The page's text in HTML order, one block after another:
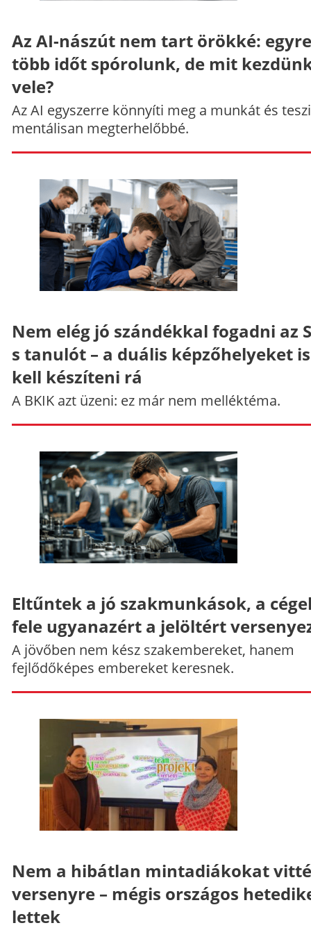
Az AI-nászút nem tart örökké: egyre
több időt spórolunk, de mit
vele?
Az AI egyszerre könnyíti meg a munkát és
mentálisan megterhelőbbé.
Nem elég jó szándékkal fogadni az
s tanulót – a duális képzőhelyeket
kell készíteni rá
A BKIK azt üzeni: ez már nem melléktéma.
Eltűntek a jó szakmunkások, a
fele ugyanazért a jelöltért
A jövőben nem kész szakembereket, hanem
fejlődőképes embereket keresnek.
Nem a hibátlan mintadiákokat
versenyre – mégis országos
lettek